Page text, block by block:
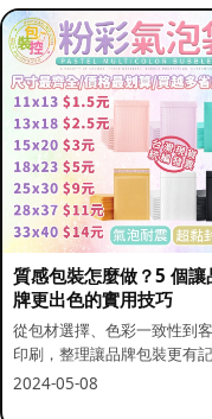
質感包裝怎麼做？5 個讓
牌更出色的實用技巧
從包材選擇、色彩一致性到
印刷，整理讓品牌包裝更有
點的實用做法。
2024-05-08